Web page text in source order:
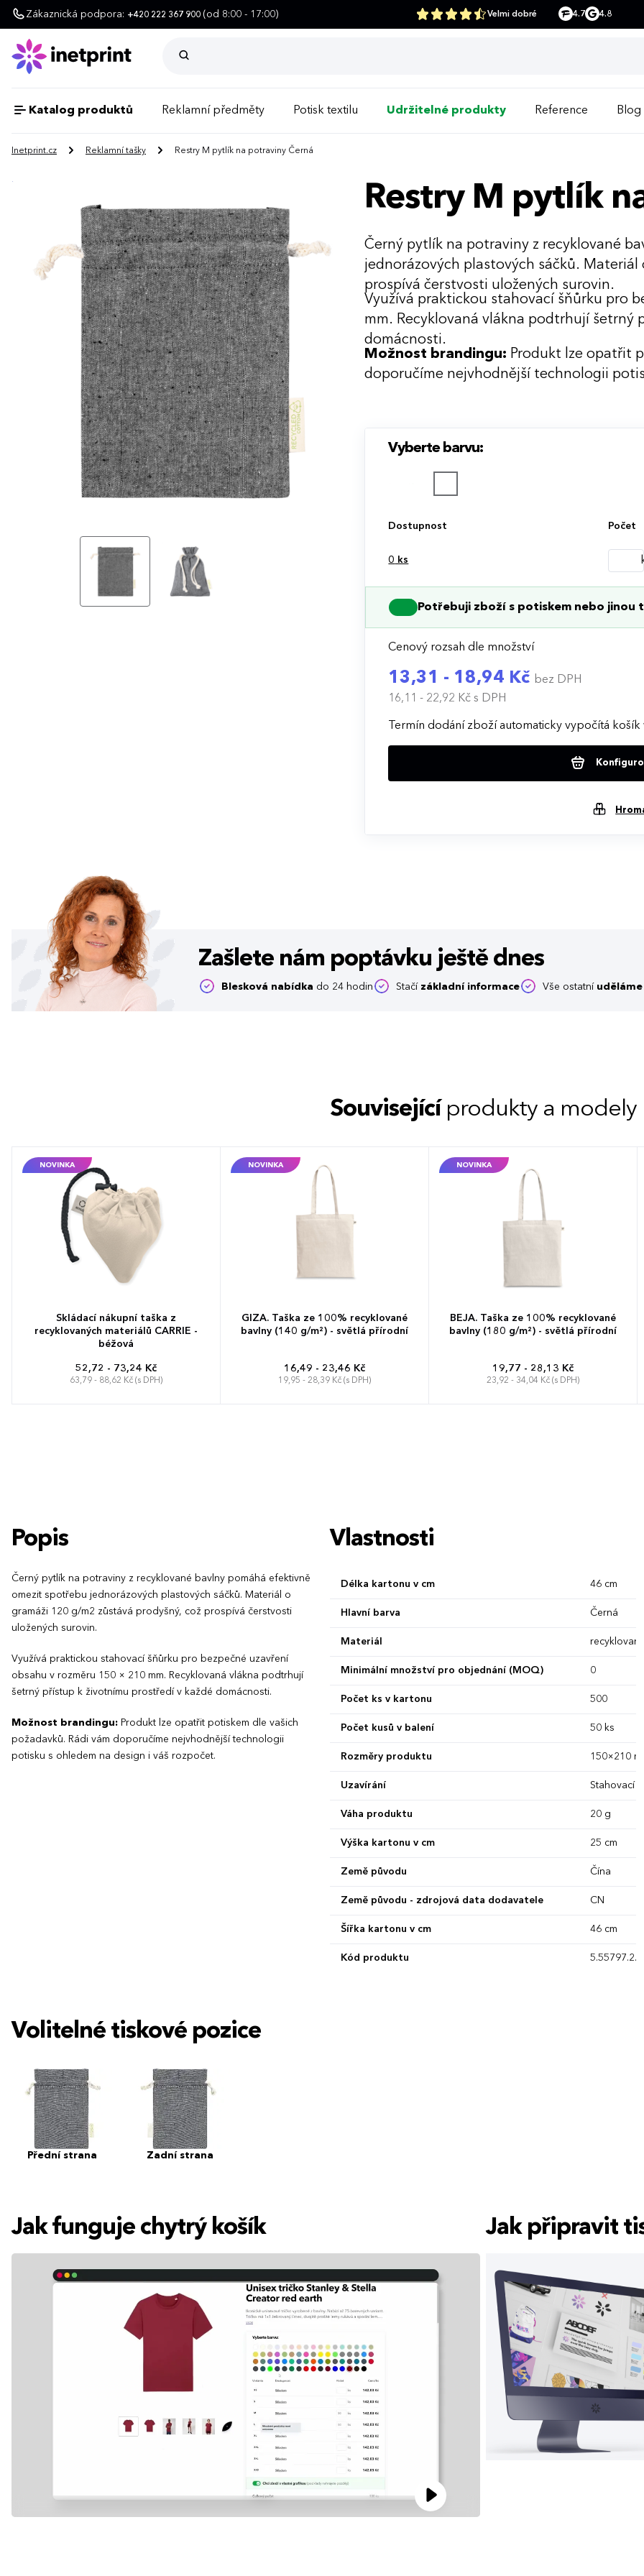
Zákaznická podpora: +420 222 367 900 (od 8:00 - 17:00) Velmi dobré 4.7 4.8
Katalog produktů Reklamní předměty Potisk textilu Udržitelné produkty Reference Blog
Inetprint.cz Reklamní tašky Restry M pytlík na potraviny Černá
Restry M pytlík
Černý pytlík na potraviny z recyklované
jednorázových plastových sáčků.
prospívá čerstvosti uložených surovin.
Využívá praktickou stahovací šňůrku pro
mm. Recyklovaná vlákna podtrhují šetrný
domácnosti.
Možnost brandingu: Produkt lze opatřit
doporučíme nejvhodnější technologii
Vyberte barvu:
Dostupnost Počet
0 ks
Potřebuji zboží s potiskem nebo jinou
Cenový rozsah dle množství
13,31 - 18,94 Kč bez DPH
16,11 - 22,92 Kčs DPH
Termín dodání zboží automaticky vypočítá
Zašlete nám poptávku ještě dnes
Blesková nabídka do 24 hodin Stačí základní informace Vše ostatní uděláme
Související produkty a modely
NOVINKA
Skládací nákupní taška z
recyklovaných materiálů CARRIE -
béžová
52,72 - 73,24 Kč
63,79 - 88,62 Kč (s DPH)
NOVINKA
GIZA. Taška ze 100% recyklované
bavlny (140 g/m²) - světlá přírodní
16,49 - 23,46 Kč
19,95 - 28,39 Kč (s DPH)
NOVINKA
BEJA. Taška ze 100% recyklované
bavlny (180 g/m²) - světlá přírodní
19,77 - 28,13 Kč
23,92 - 34,04 Kč (s DPH)
Popis
Černý pytlík na potraviny z recyklované bavlny pomáhá efektivně
omezit spotřebu jednorázových plastových sáčků. Materiál o
gramáži 120 g/m2 zůstává prodyšný, což prospívá čerstvosti
uložených surovin.
Využívá praktickou stahovací šňůrku pro bezpečné uzavření
obsahu v rozměru 150 × 210 mm. Recyklovaná vlákna podtrhují
šetrný přístup k životnímu prostředí v každé domácnosti.
Možnost brandingu: Produkt lze opatřit potiskem dle vašich
požadavků. Rádi vám doporučíme nejvhodnější technologii
potisku s ohledem na design i váš rozpočet.
Vlastnosti
Délka kartonu v cm 46 cm
Hlavní barva Černá
Materiál
Minimální množství pro objednání (MOQ) 0
Počet ks v kartonu 500
Počet kusů v balení 50 ks
Rozměry produktu 150×210 mm
Uzavírání Stahovací
Váha produktu 20 g
Výška kartonu v cm 25 cm
Země původu Čína
Země původu - zdrojová data dodavatele CN
Šířka kartonu v cm 46 cm
Kód produktu 5.55797.2.00
Volitelné tiskové pozice
Přední strana Zadní strana
Jak funguje chytrý košík Jak připravit